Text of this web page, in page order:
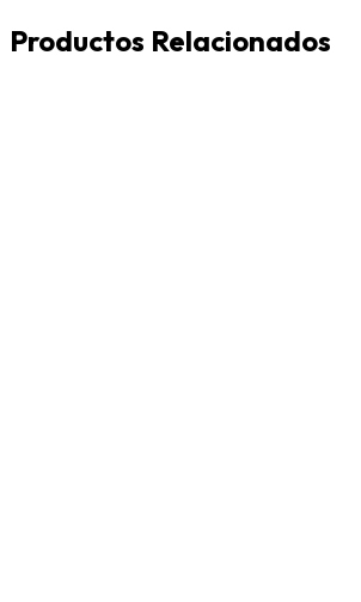
Productos Relacionados